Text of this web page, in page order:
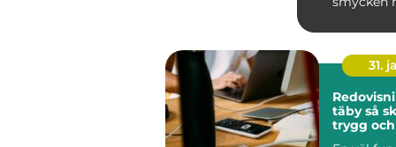
med mi...
31.
täby så skapar du
trygg